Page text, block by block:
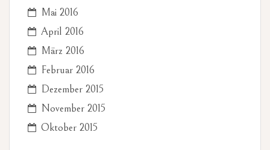
Mai 2016
April 2016
März 2016
Februar 2016
Dezember 2015
November 2015
Oktober 2015